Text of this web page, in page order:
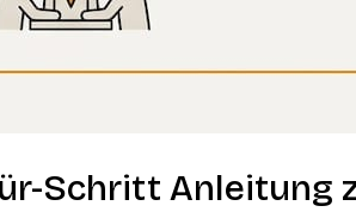
Schritt Anleitung